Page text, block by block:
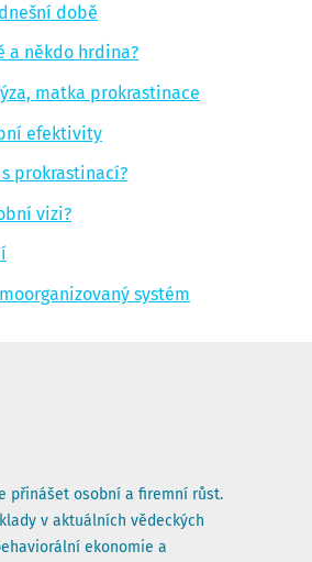
době
a někdo hrdina?
matka prokrastinace
efektivity
s prokrastinací?
vizi?
systém
přinášet osobní a firemní růst.
v aktuálních vědeckých
ekonomie a